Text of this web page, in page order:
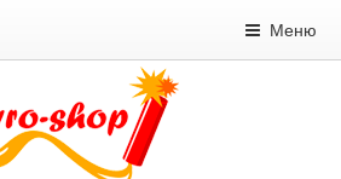
Меню